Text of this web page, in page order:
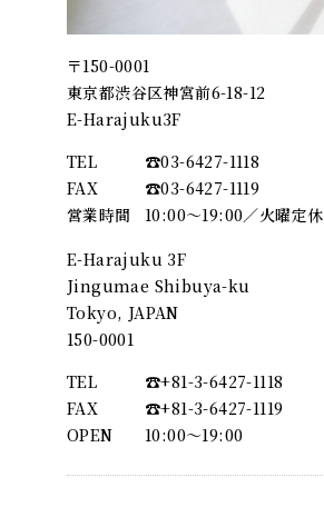
〒150-0001
東京都渋谷区神宮前6-18-12
E-Harajuku3F
TEL
☎︎03-6427-1118
FAX
☎︎03-6427-1119
営業時間
10:00～19:00／火曜定休
E-Harajuku 3F
Jingumae Shibuya-ku
Tokyo, JAPAN
150-0001
TEL
☎︎+81-3-6427-1118
FAX
☎︎+81-3-6427-1119
OPEN
10:00〜19:00